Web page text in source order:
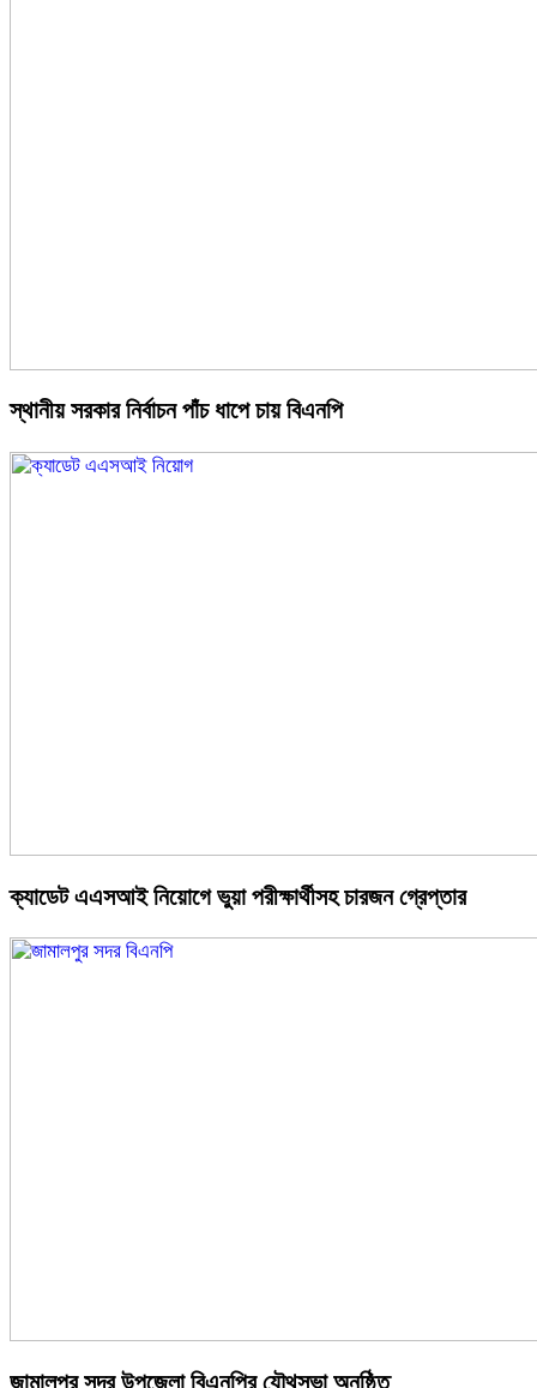
স্থানীয় সরকার নির্বাচন পাঁচ ধাপে চায় বিএনপি
ক্যাডেট এএসআই নিয়োগে ভুয়া পরীক্ষার্থীসহ চারজন গ্রেপ্তার
জামালপুর সদর উপজেলা বিএনপির যৌথসভা অনুষ্ঠিত